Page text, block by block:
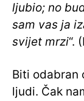
ljubio; no
sam vas ja
svijet mrzi“.
Biti odabran
ljudi. Čak